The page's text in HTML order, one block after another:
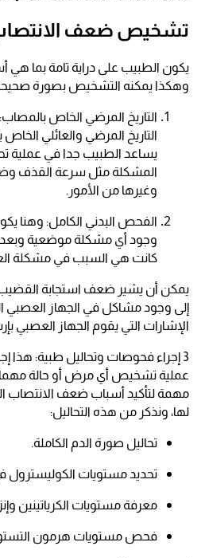
تشخيص ضعف
يكون الطبيب على دراية تامة بما
وهكذا يمكنه التشخيص بصورة صحيحة
التاريخ المرضي الخاص
التاريخ المرضي والعائلي
يساعد الطبيب جدا في عملية
المشكلة مثل سرعة القذف
وغيرها من الأمور.
الفحص البدني الكامل: وهنا
وجود أي مشكلة موضعية وبعدها
كانت هي السبب في مشكلة
يمكن أن يشير ضعف استجابة
إلى وجود مشاكل في الجهاز العصبي
الإشارات التي يقوم الجهاز العصبي
3 إجراء فحوصات وتحاليل طبية: هذا
عملية تشخيص أي مرض أو حالة
مهمة لتأكيد أسباب ضعف الانتصاب
لها، ونذكر من هذه التحاليل:
تحاليل صورة الدم الكاملة.
تحديد مستويات الكوليسترول
معرفة مستويات الكرياتينين
فحص مستويات هرمون